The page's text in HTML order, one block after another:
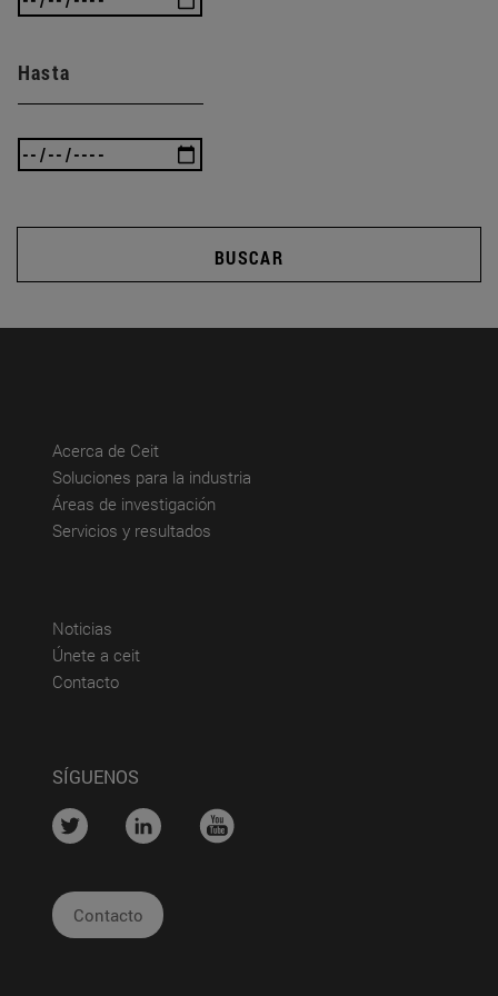
Hasta
BUSCAR
Acerca de Ceit(abre en nueva ventana)
Soluciones para la industria
Áreas de investigación
Servicios y resultados
Noticias
Únete a ceit(abre en nueva ventana)
Contacto(abre en nueva ventana)
SÍGUENOS
.... .... ....
Contacto